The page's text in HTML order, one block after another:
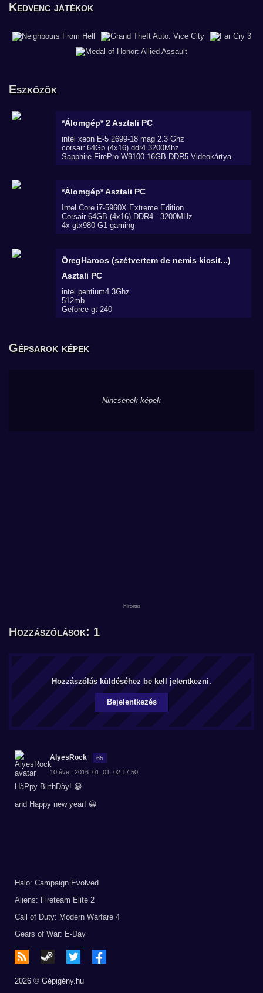
Kedvenc játékok
Eszközök
*Álomgép* 2Asztali PC
intel xeon E-5 2699-18 mag 2.3 Ghz
corsair 64Gb (4x16) ddr4 3200Mhz
Sapphire FirePro W9100 16GB DDR5 Videokártya
*Álomgép*Asztali PC
Intel Core i7-5960X Extreme Edition
Corsair 64GB (4x16) DDR4 - 3200MHz
4x gtx980 G1 gaming
ÖregHarcos (szétvertem de nemis kicsit...)
Asztali PC
intel pentium4 3Ghz
512mb
Geforce gt 240
Gépsarok képek
Nincsenek képek
Hozzászólások: 1
Hozzászólás küldéséhez be kell jelentkezni.
Bejelentkezés
AlyesRock 65
10 éve | 2016. 01. 01. 02:17:50
HàPpy BirthDày! 😀
and Happy new year! 😀
Halo: Campaign Evolved
Aliens: Fireteam Elite 2
Call of Duty: Modern Warfare 4
Gears of War: E-Day
2026 © Gépigény.hu